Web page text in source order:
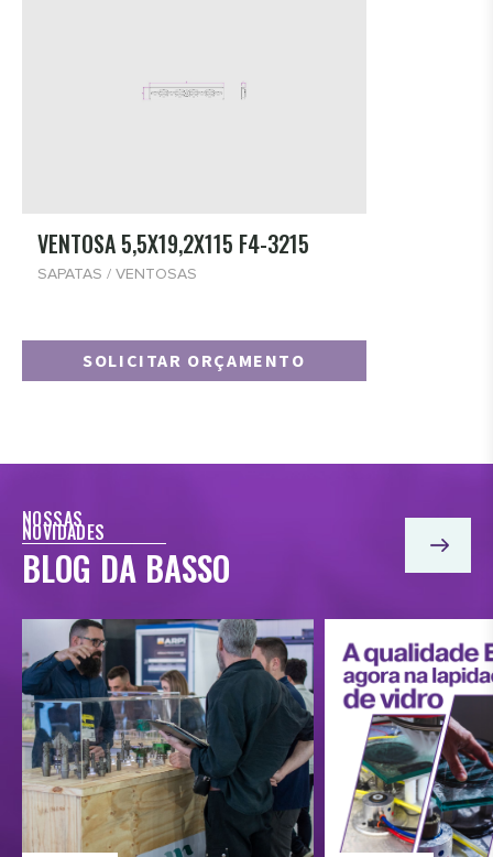
VENTOSA 5,5X19,2X115 F4-3215
SAPATAS / VENTOSAS
SOLICITAR ORÇAMENTO
NOSSAS
NOVIDADES
BLOG DA BASSO